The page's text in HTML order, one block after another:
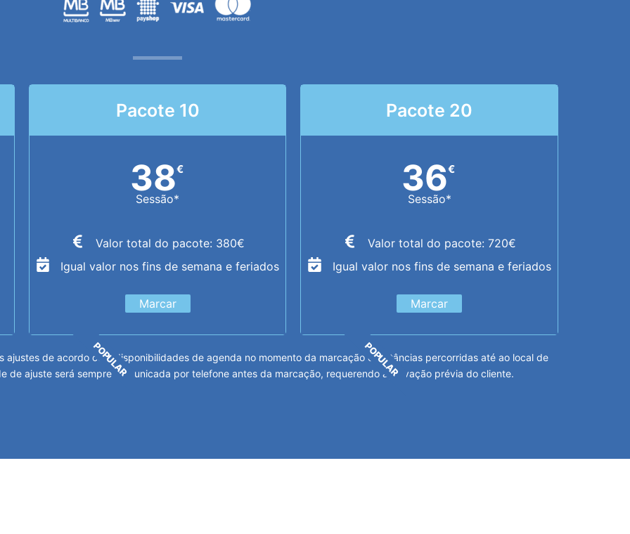
Pacote 10
38€
Sessão*
Valor total do pacote: 380€
Igual valor nos fins de semana e feriados
Marcar
POPULAR
Pacote 20
36€
Sessão*
Valor total do pacote: 720€
Igual valor nos fins de semana e feriados
Marcar
POPULAR
de acordo com disponibilidades de agenda no momento da marcação e distâncias percorridas até ao local de
de ajuste será sempre comunicada por telefone antes da marcação, requerendo aprovação prévia do cliente.